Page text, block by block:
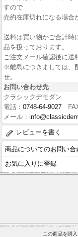
すので
売約在庫切れになる場合
送料は買い物かご合計時
品を扱っております。
ご注文メール確認後に送
※離島につきましては、
せ。
お問い合わせ先
クラシックデモダン
電話： 0748-64-9027
メール：
レビューを書く
商品についてのお問い合
お気に入りに登録
この商品を購